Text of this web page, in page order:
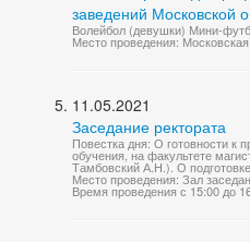
заведений Московской
Волейбол (девушки) Мини-
Место проведения:
11.05.2021
Заседание ректората
Повестка дня: О готовности к
обучения, на факультете
Тамбовский А.Н.). О
Место проведения: Зал
Время проведения с 15:00 до